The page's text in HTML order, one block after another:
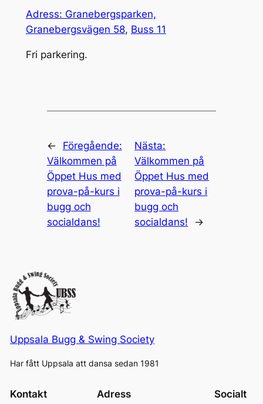
Adress: Granebergsparken,
Granebergsvägen 58, Buss 11
Fri parkering.
←
Föregående:
Välkommen på
Öppet Hus med
prova-på-kurs i
bugg och
socialdans!
Nästa:
Välkommen på
Öppet Hus med
prova-på-kurs i
bugg och
socialdans!
→
Uppsala Bugg & Swing Society
Har fått Uppsala att dansa sedan 1981
Kontakt Adress Socialt